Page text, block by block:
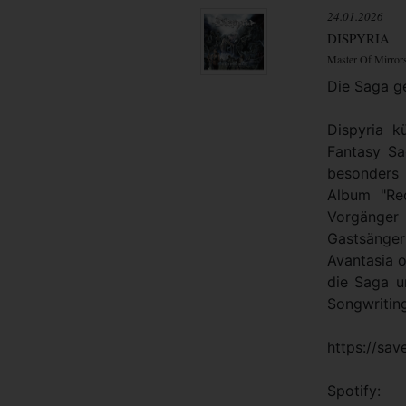
24.01.2026
DISPYRIA
Master Of Mirrors
Die Saga
Dispyria
Fantasy
Album
Avantasia
die Saga
https://